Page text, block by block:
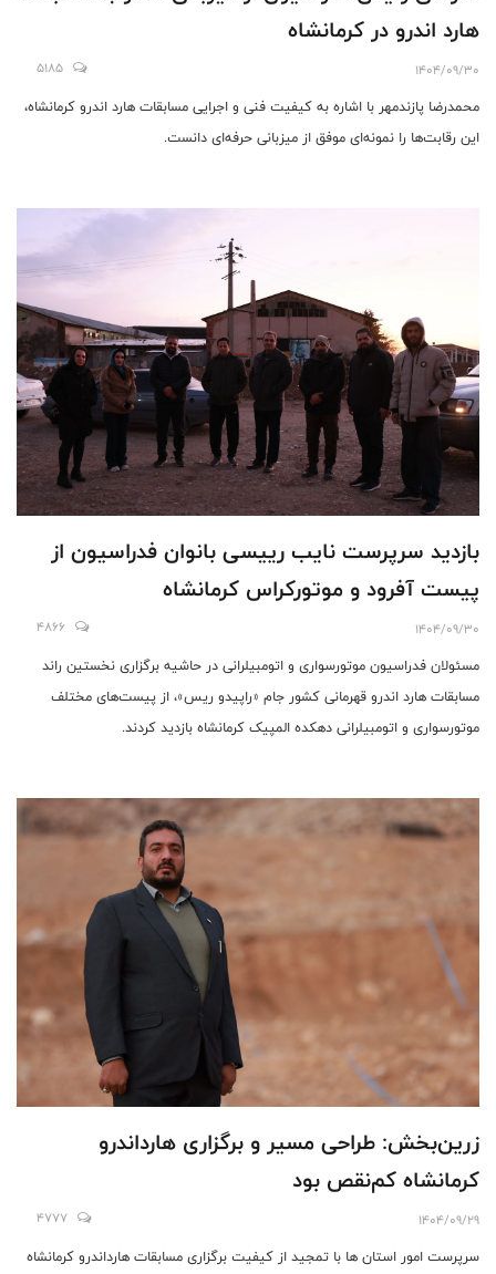
هارد اندرو در کرمانشاه
1404/09/30
5185
محمدرضا پازندمهر با اشاره به کیفیت فنی و اجرایی مسابقات هارد اندرو کرمانشاه،
این رقابت‌ها را نمونه‌ای موفق از میزبانی حرفه‌ای دانست.
بازدید سرپرست نایب رییسی بانوان فدراسیون از
پیست‌ آفرود و موتورکراس کرمانشاه
1404/09/30
4866
مسئولان فدراسیون موتورسواری و اتومبیلرانی در حاشیه برگزاری نخستین راند
مسابقات هارد اندرو قهرمانی کشور جام «راپیدو ریس»، از پیست‌های مختلف
موتورسواری و اتومبیلرانی دهکده المپیک کرمانشاه بازدید کردند.
زرین‌بخش: طراحی مسیر و برگزاری هارداندرو
کرمانشاه کم‌نقص بود
1404/09/29
4777
سرپرست امور استان ها با تمجید از کیفیت برگزاری مسابقات هارداندرو کرمانشاه